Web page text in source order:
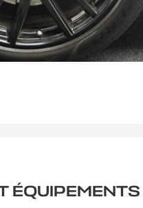
eget
ÉQUIPEMENTS